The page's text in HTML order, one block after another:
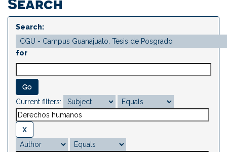
Search:
for
Current filters: